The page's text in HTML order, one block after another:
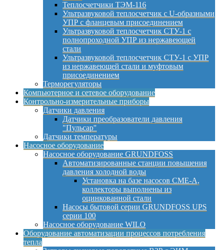
Теплосчетчики ТЭМ-116
Ультразвуковой теплосчетчик с U-образными
УПР с фланцевым присоединением
Ультразвуковой теплосчетчик СТУ-1 с
полнопроходной УПР из нержавеющей
стали
Ультразвуковой теплосчетчик СТУ-1 с УПР
из нержавеющей стали и муфтовым
присоединением
Терморегуляторы
Компьютерное и сетевое оборудование
Контрольно-измерительные приборы
Датчики давления
Датчики преобразователи давления
"Пульсар"
Датчики температуры
Насосное оборудование
Насосное оборудование GRUNDFOSS
Автоматизированные станции повышения
давления холодной воды
Установка на базе насосов CME-A,
коллекторы выполнены из
оцинкованной стали
Насосы бытовой серии GRUNDFOSS UPS
серии 100
Насосное оборудование WILO
Оборудование автоматизации процессов потребления
тепла